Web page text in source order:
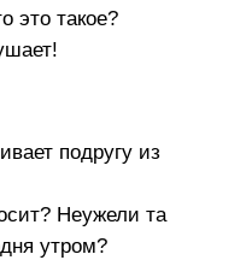
это такое?
подругу из
Неужели та
утром?